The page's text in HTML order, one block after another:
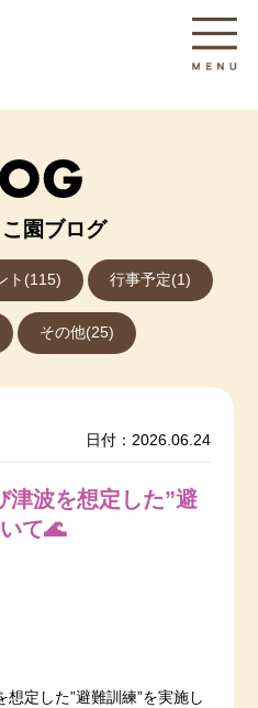
園ブログ
ト(115) 行事予定(1)
その他(25)
日付：2026.06.24
津波を想定した”避
て🌊
想定した”避難訓練”を実施し